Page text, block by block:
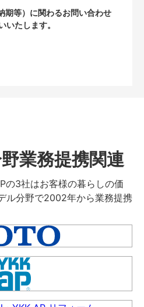
期等）に関わるお問い合わせ
いたします。
業務提携関連
の3社はお客様の暮らしの価
ル分野で2002年から業務提携